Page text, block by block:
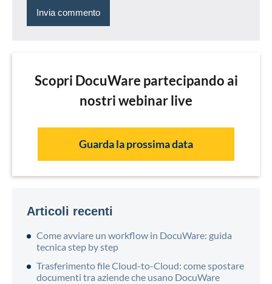
Scopri DocuWare partecipando ai
nostri webinar live
Guarda la prossima data
Articoli recenti
Come avviare un workflow in DocuWare: guida
tecnica step by step
Trasferimento file Cloud-to-Cloud: come spostare
documenti tra aziende che usano DocuWare